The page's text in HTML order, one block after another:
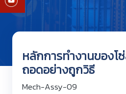
หลักการทำงานของโ
ถอดอย่างถูกวิธี
Mech-Assy-09